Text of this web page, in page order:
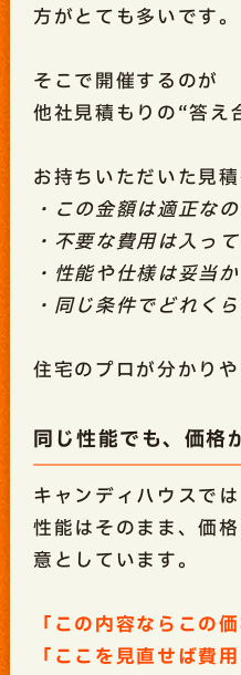
方がとても多いです。
そこで開催するのが
他社見積もりの“答え
お持ちいただいた見積
・この金額は適正な
・不要な費用は入っ
・性能や仕様は妥当か
・同じ条件でどれく
住宅のプロが分かりや
同じ性能でも、価格
キャンディハウスでは
性能はそのまま、価
意としています。
「この内容ならこの
「ここを見直せば費